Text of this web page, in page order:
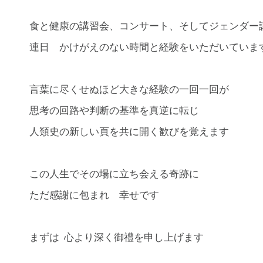
食と健康の講習会、コンサート、そしてジェンダー
連日 かけがえのない時間と経験をいただいていま
言葉に尽くせぬほど大きな経験の一回一回が
思考の回路や判断の基準を真逆に転じ
人類史の新しい頁を共に開く歓びを覚えます
この人生でその場に立ち会える奇跡に
ただ感謝に包まれ 幸せです
まずは 心より深く御禮を申し上げます